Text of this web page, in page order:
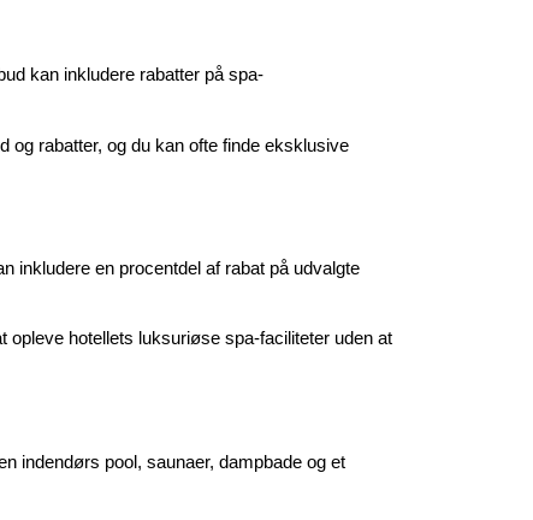
kan inkludere rabatter på spa-
og rabatter, og du kan ofte finde eksklusive
inkludere en procentdel af rabat på udvalgte
opleve hotellets luksuriøse spa-faciliteter uden at
indendørs pool, saunaer, dampbade og et